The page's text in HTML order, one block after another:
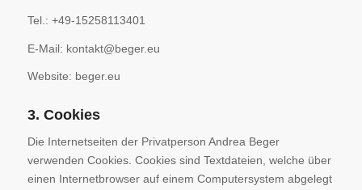
Tel.: +49-15258113401
E-Mail: kontakt@beger.eu
Website: beger.eu
3. Cookies
Die Internetseiten der Privatperson Andrea Beger
verwenden Cookies. Cookies sind Textdateien, welche über
einen Internetbrowser auf einem Computersystem abgelegt